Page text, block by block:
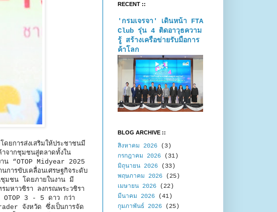
ยการส่งเสริมให้ประชาชนมี
าจากชุมชนสู่ตลาดทั้งใน
าน “OTOP Midyear 2025
การขับเคลื่อนเศรษฐกิจระดับ
ชุมชน โดยภายในงาน มี
มหาวชิรา ลงกรณพระวชิรา
OTOP 3 - 5 ดาว กว่า
จังหวัด ซึ่งเป็นการจัด
RECENT ::
'กรมเจรจา' เดินหน้า FTA
Club รุ่น 4 ติดอาวุธความ
รู้ สร้างเครือข่ายรับมือการ
ค้าโลก
BLOG ARCHIVE ::
สิงหาคม 2026 (3)
กรกฎาคม 2026 (31)
มิถุนายน 2026 (33)
พฤษภาคม 2026 (25)
เมษายน 2026 (22)
มีนาคม 2026 (41)
กุมภาพันธ์ 2026 (25)